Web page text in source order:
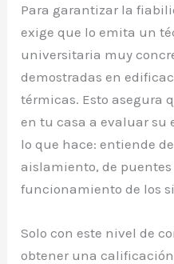
Para garantizar la
exige que lo emita un
universitaria muy
demostradas en
térmicas. Esto asegura
en tu casa a evaluar su
lo que hace: entiende
aislamiento, de puentes
funcionamiento de los
Solo con este nivel de
obtener una